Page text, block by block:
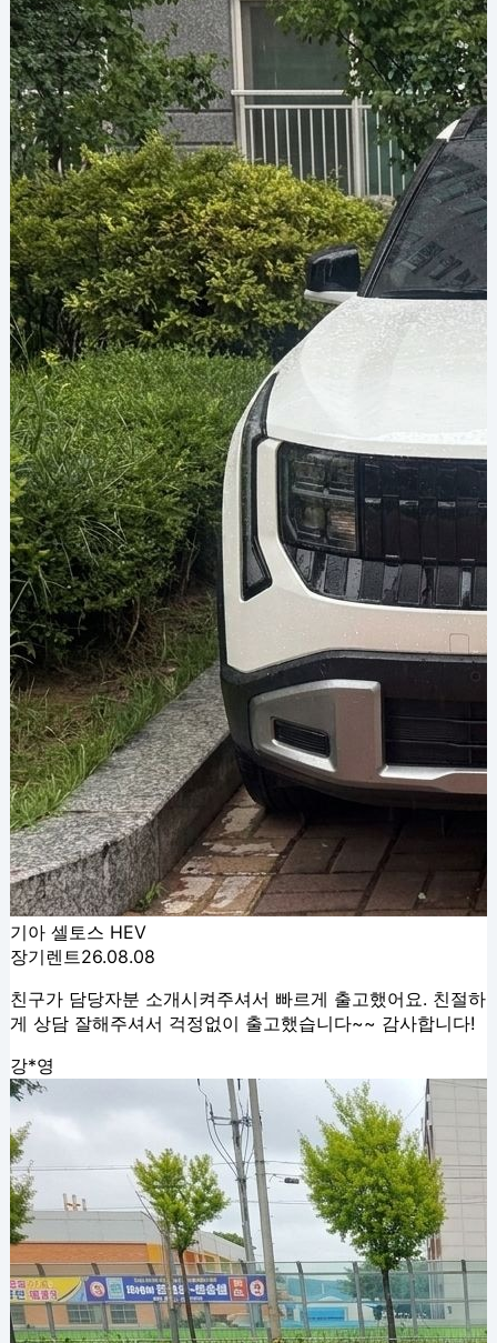
기아 셀토스 HEV
장기렌트26.08.08
친구가 담당자분 소개시켜주셔서 빠르게 출고했어요. 친절하
게 상담 잘해주셔서 걱정없이 출고했습니다~~ 감사합니다!
강*영